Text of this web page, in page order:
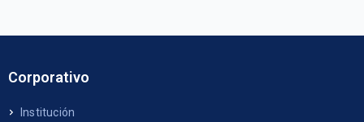
Corporativo
Institución